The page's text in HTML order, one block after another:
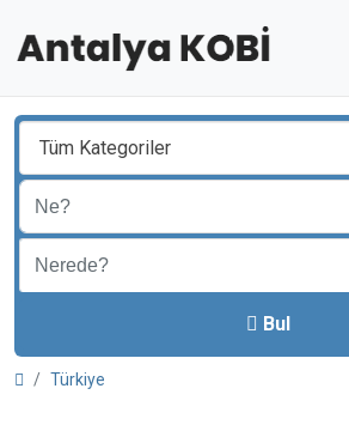
Tüm Kategoriler
Bul
Türkiye